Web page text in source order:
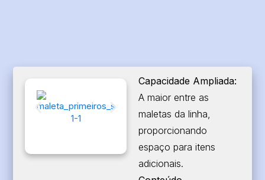
Capacidade Ampliada:
A maior entre as
maletas da linha,
proporcionando
espaço para itens
adicionais.